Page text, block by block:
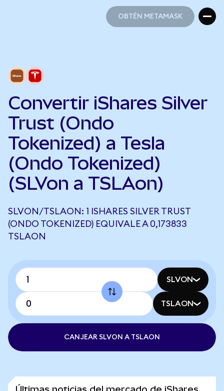
OBTÉN METAMASK
Convertir iShares Silver
Trust (Ondo
Tokenized) a Tesla
(Ondo Tokenized)
(SLVon a TSLAon)
SLVON/TSLAON: 1 ISHARES SILVER TRUST
(ONDO TOKENIZED) EQUIVALE A 0,173833
TSLAON
SLVON
TSLAON
CANJEAR SLVON A TSLAON